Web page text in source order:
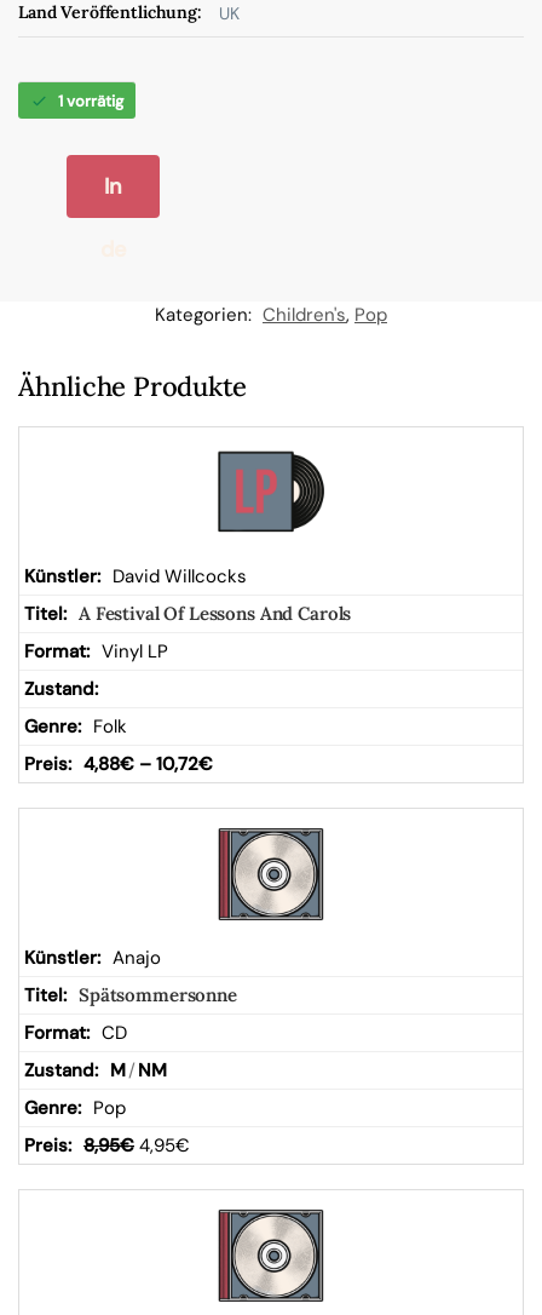
Land Veröffentlichung: UK
1 vorrätig
In
W
kor
b
Kategorien: Children's, Pop
Ähnliche Produkte
David Willcocks
A Festival Of Lessons And Carols
Vinyl LP
Folk
4,88€ – 10,72€
Anajo
Spätsommersonne
CD
M/ NM
Pop
8,95€ 4,95€